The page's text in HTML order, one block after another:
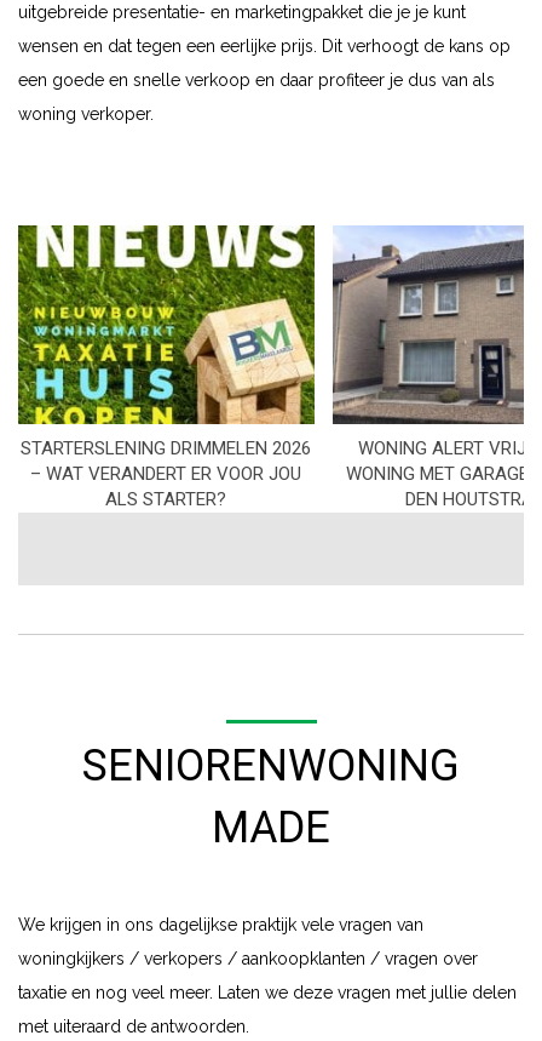
uitgebreide presentatie- en marketingpakket die je je kunt
wensen en dat tegen een eerlijke prijs. Dit verhoogt de kans op
een goede en snelle verkoop en daar profiteer je dus van als
woning verkoper.
STARTERSLENING DRIMMELEN 2026
– WAT VERANDERT ER VOOR JOU
ALS STARTER?
WONING ALERT
WONING MET GARAGE
DEN
SENIORENWONING
MADE
We krijgen in ons dagelijkse praktijk vele vragen van
woningkijkers / verkopers / aankoopklanten / vragen over
taxatie en nog veel meer. Laten we deze vragen met jullie delen
met uiteraard de antwoorden.